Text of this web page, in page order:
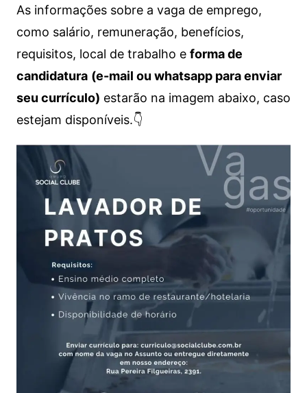
As informações sobre a vaga de emprego,
como salário, remuneração, benefícios,
requisitos, local de trabalho e forma de
candidatura (e-mail ou whatsapp para enviar
seu currículo) estarão na imagem abaixo, caso
estejam disponíveis.👇